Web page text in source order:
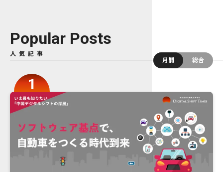
Popular Posts
人気記事
月間
総合